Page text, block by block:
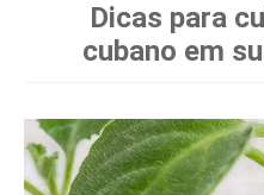
Dicas para
cubano em